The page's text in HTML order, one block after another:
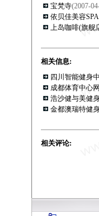
宝梵寺(2007-
依贝佳美容
上岛咖啡(旗舰
相关信息:
四川智能健身
成都体育中心
浩沙健与美健
金都澳瑞特健
相关评论: